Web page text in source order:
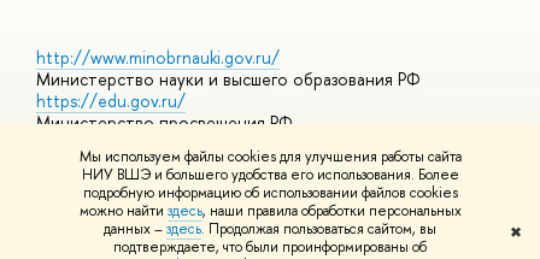
Мы используем файлы cookies для улучшения работы сайта
НИУ ВШЭ и большего удобства его использования. Более
подробную информацию об использовании файлов cookies
можно найти здесь, наши правила обработки персональных
данных –здесь. Продолжая пользоваться сайтом, вы
подтверждаете, что были проинформированы об
✖
http://www.minobrnauki.gov.ru/
Министерство науки и высшего образования РФ
https://edu.gov.ru/
Министерство просвещения РФ
Массовые открытые онлайн-курсы
© НИУ ВШЭ 1993–2026 Адреса и контактыУсловия